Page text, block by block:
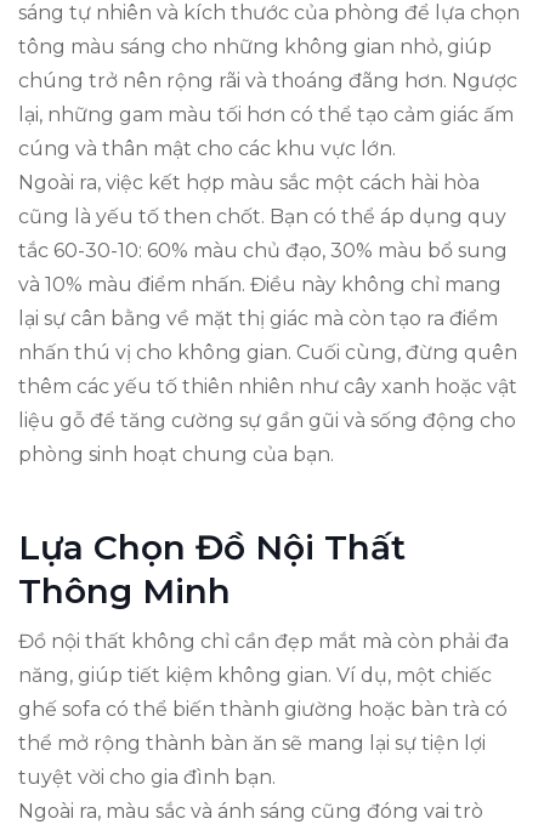
sáng tự nhiên và kích thước của phòng để lựa chọn
tông màu sáng cho những không gian nhỏ, giúp
chúng trở nên rộng rãi và thoáng đãng hơn. Ngược
lại, những gam màu tối hơn có thể tạo cảm giác ấm
cúng và thân mật cho các khu vực lớn.
Ngoài ra, việc kết hợp màu sắc một cách hài hòa
cũng là yếu tố then chốt. Bạn có thể áp dụng quy
tắc 60-30-10: 60% màu chủ đạo, 30% màu bổ sung
và 10% màu điểm nhấn. Điều này không chỉ mang
lại sự cân bằng về mặt thị giác mà còn tạo ra điểm
nhấn thú vị cho không gian. Cuối cùng, đừng quên
thêm các yếu tố thiên nhiên như cây xanh hoặc vật
liệu gỗ để tăng cường sự gần gũi và sống động cho
phòng sinh hoạt chung của bạn.
Lựa Chọn Đồ Nội Thất
Thông Minh
Đồ nội thất không chỉ cần đẹp mắt mà còn phải đa
năng, giúp tiết kiệm không gian. Ví dụ, một chiếc
ghế sofa có thể biến thành giường hoặc bàn trà có
thể mở rộng thành bàn ăn sẽ mang lại sự tiện lợi
tuyệt vời cho gia đình bạn.
Ngoài ra, màu sắc và ánh sáng cũng đóng vai trò